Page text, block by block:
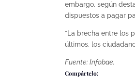
embargo, según
dispuestos a pagar
“La brecha entre los
últimos, los
Fuente: Infobae.
Compártelo: